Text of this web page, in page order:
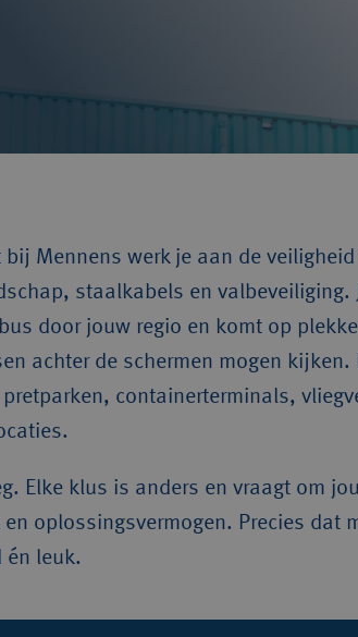
Mennens werk je aan de veiligheid
staalkabels en valbeveiliging.
door jouw regio en komt op
achter de schermen mogen kijken.
containerterminals,
Elke klus is anders en vraagt om
oplossingsvermogen. Precies dat
én leuk.